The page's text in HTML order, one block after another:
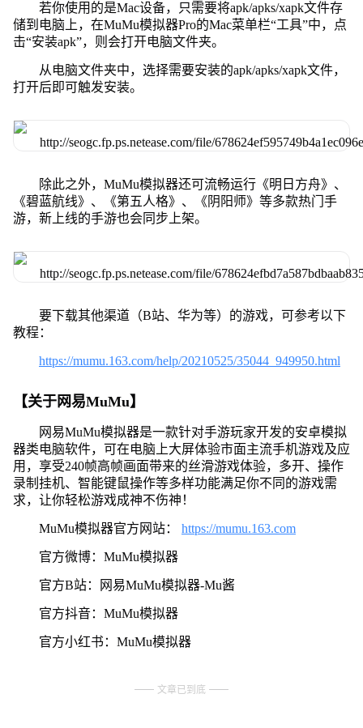
若你使用的是Mac设备，只需要将apk/apks/xapk文件存
储到电脑上，在MuMu模拟器Pro的Mac菜单栏“工具”中，点
击“安装apk”，则会打开电脑文件夹。
从电脑文件夹中，选择需要安装的apk/apks/xapk文件，
打开后即可触发安装。
除此之外，MuMu模拟器还可流畅运行《明日方舟》、
《碧蓝航线》、《第五人格》、《阴阳师》等多款热门手
游，新上线的手游也会同步上架。
要下载其他渠道（B站、华为等）的游戏，可参考以下
教程：
https://mumu.163.com/help/20210525/35044_949950.html
【关于网易MuMu】
网易MuMu模拟器是一款针对手游玩家开发的安卓模拟
器类电脑软件，可在电脑上大屏体验市面主流手机游戏及应
用，享受240帧高帧画面带来的丝滑游戏体验，多开、操作
录制挂机、智能键鼠操作等多样功能满足你不同的游戏需
求，让你轻松游戏成神不伤神！
MuMu模拟器官方网站： https://mumu.163.com
官方微博：MuMu模拟器
官方B站：网易MuMu模拟器-Mu酱
官方抖音：MuMu模拟器
官方小红书：MuMu模拟器
文章已到底